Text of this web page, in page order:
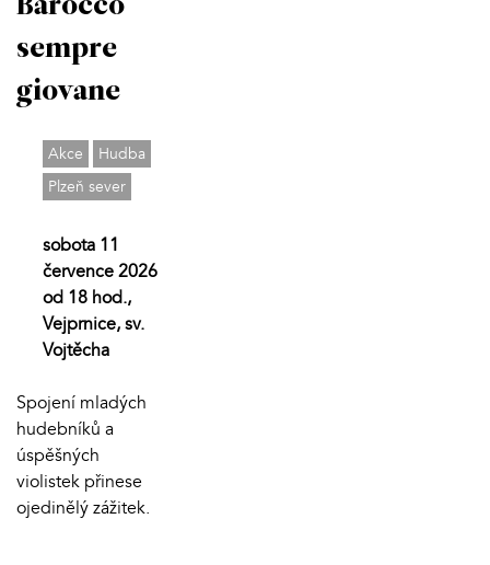
Barocco
sempre
giovane
Akce
Hudba
Plzeň sever
sobota 11
července 2026
od 18 hod.,
Vejprnice, sv.
Vojtěcha
Spojení mladých
hudebníků a
úspěšných
violistek přinese
ojedinělý zážitek.